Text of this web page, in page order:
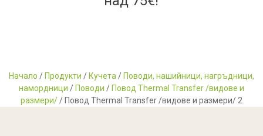
Начало / Продукти / Кучета / Поводи, нашийници, нагръдници,
намордници / Поводи / Повод Thermal Transfer /видове и
размери// Повод Thermal Transfer /видове и размери/ 2